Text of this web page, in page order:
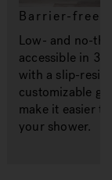
Barrier-free
Low- and no-
accessible in
with a slip-
customizable
make it easier
your shower.